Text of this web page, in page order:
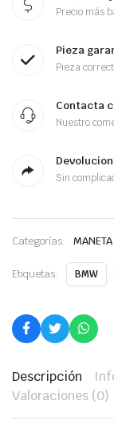
Precio más
Pieza
Pieza
Contacta
Nuestro
Sin
Categorías:
Etiquetas: BMW
Descripción
Valoraciones (0)